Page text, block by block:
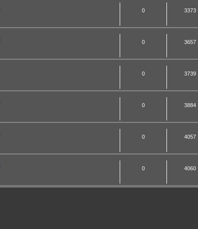
0 3373
0 3657
0 3739
0 3884
0 4057
0 4060